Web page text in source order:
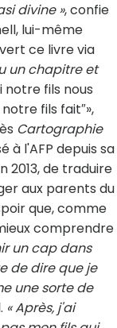
divine », confie
lui-même
ce livre via
un chapitre et
notre fils nous
fils fait″»,
Cartographie
à l'AFP depuis sa
2013, de traduire
aux parents du
que, comme
comprendre
un cap dans
de dire que je
une sorte de
« Après, j'ai